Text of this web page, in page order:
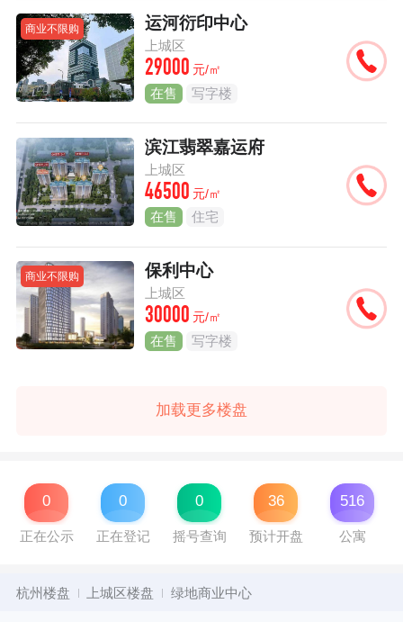
商业不限购 运河衍印中心
上城区
29000 元/㎡
在售 写字楼
滨江翡翠嘉运府
上城区
46500 元/㎡
在售 住宅
商业不限购 保利中心
上城区
30000 元/㎡
在售 写字楼
加载更多楼盘
0
正在公示
0
正在登记
0
摇号查询
36
预计开盘
516
公寓
杭州楼盘 上城区楼盘 绿地商业中心